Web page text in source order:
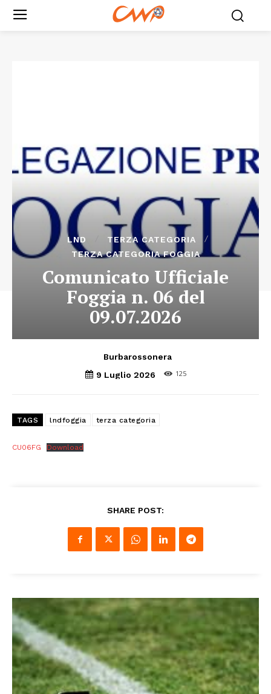
LND
TERZA CATEGORIA
TERZA CATEGORIA FOGGIA
Comunicato Ufficiale
Foggia n. 06 del
09.07.2026
Burbarossonera
9 Luglio 2026
125
TAGS lndfoggia terza categoria
CU06FG Download
SHARE POST: